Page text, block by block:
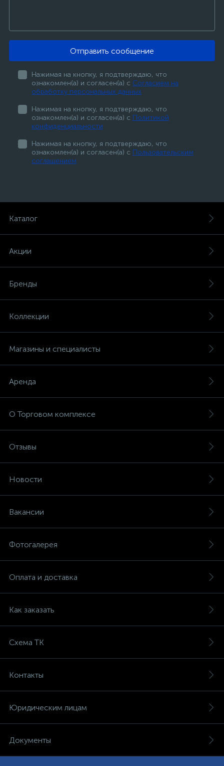
Отправить сообщение
Нажимая на кнопку, я подтверждаю, что
ознакомлен(а) и согласен(а) с Согласием на
обработку персональных данных
Нажимая на кнопку, я подтверждаю, что
ознакомлен(а) и согласен(а) с Политикой
конфиденциальности
Нажимая на кнопку, я подтверждаю, что
ознакомлен(а) и согласен(а) с Пользовательским
соглашением
Каталог
Акции
Бренды
Коллекции
Магазины и специалисты
Аренда
О Торговом комплексе
Отзывы
Новости
Вакансии
Фотогалерея
Оплата и доставка
Как заказать
Схема ТК
Контакты
Юридическим лицам
Документы